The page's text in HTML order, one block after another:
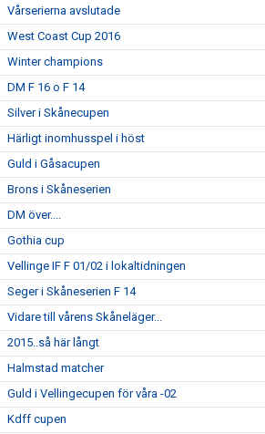
Vårserierna avslutade
West Coast Cup 2016
Winter champions
DM F 16 o F 14
Silver i Skånecupen
Härligt inomhusspel i höst
Guld i Gåsacupen
Brons i Skåneserien
DM över....
Gothia cup
Vellinge IF F 01/02 i lokaltidningen
Seger i Skåneserien F 14
Vidare till vårens Skåneläger...
2015..så här långt
Halmstad matcher
Guld i Vellingecupen för våra -02
Kdff cupen